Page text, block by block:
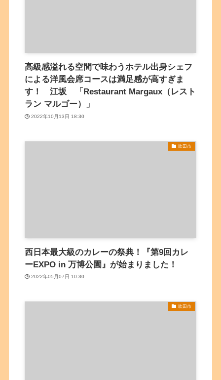
高級感溢れる空間で味わうホテル出身シェフ
による洋風会席コースは満足感が高すぎま
す！ 江坂 「Restaurant Margaux（レスト
ラン マルゴー）」
2022年10月13日 18:30
吹田市
西日本最大級のカレーの祭典！『第9回カレ
ーEXPO in 万博公園』が始まりました！
2022年05月07日 10:30
吹田市